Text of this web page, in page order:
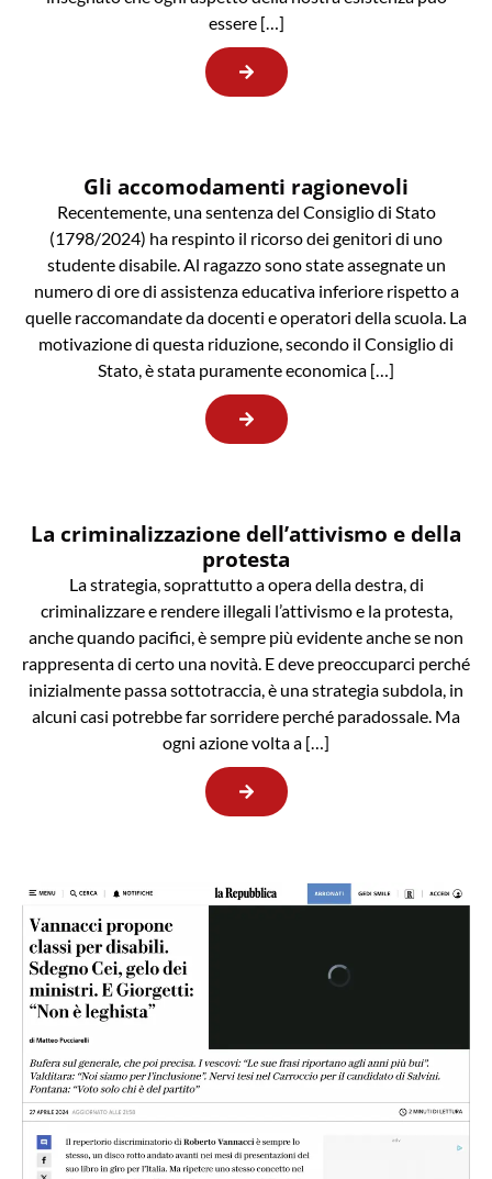
essere […]
Gli accomodamenti ragionevoli
Recentemente, una sentenza del Consiglio di Stato
(1798/2024) ha respinto il ricorso dei genitori di uno
studente disabile. Al ragazzo sono state assegnate un
numero di ore di assistenza educativa inferiore rispetto a
quelle raccomandate da docenti e operatori della scuola. La
motivazione di questa riduzione, secondo il Consiglio di
Stato, è stata puramente economica […]
La criminalizzazione dell’attivismo e della
protesta
La strategia, soprattutto a opera della destra, di
criminalizzare e rendere illegali l’attivismo e la protesta,
anche quando pacifici, è sempre più evidente anche se non
rappresenta di certo una novità. E deve preoccuparci perché
inizialmente passa sottotraccia, è una strategia subdola, in
alcuni casi potrebbe far sorridere perché paradossale. Ma
ogni azione volta a […]